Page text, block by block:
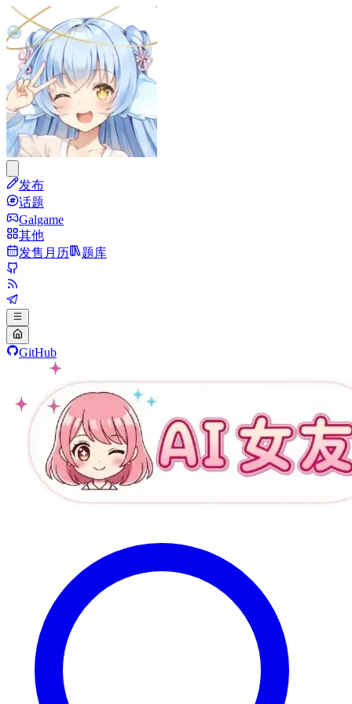
发布
话题
Galgame
其他
发售月历
题库
GitHub